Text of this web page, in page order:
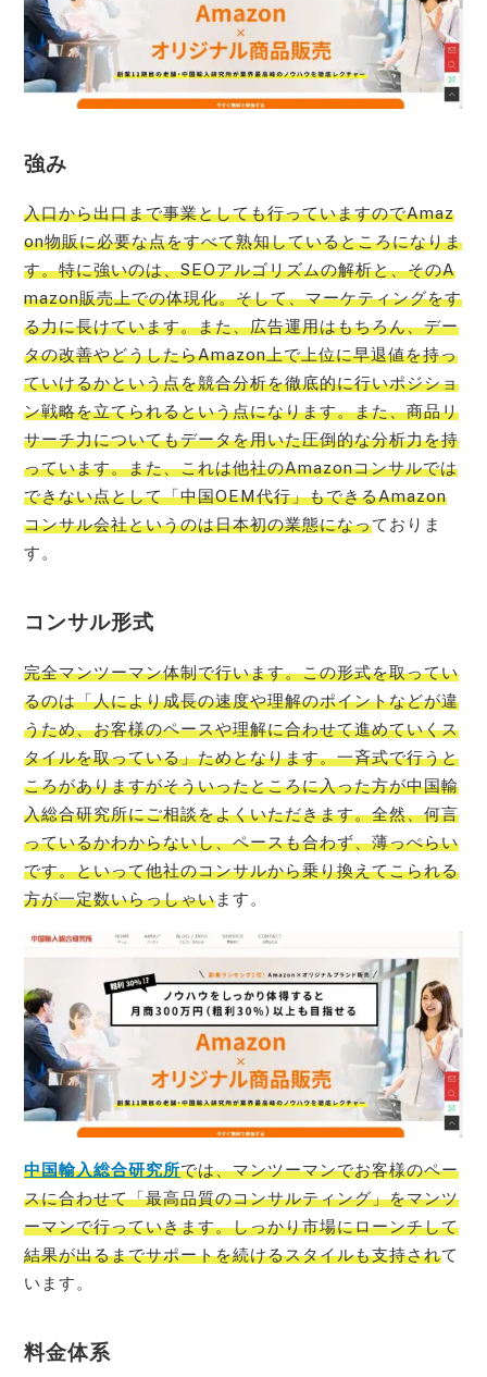
強み
入口から出口まで事業としても行っていますのでAmaz
on物販に必要な点をすべて熟知しているところになりま
す。特に強いのは、SEOアルゴリズムの解析と、そのA
mazon販売上での体現化。そして、マーケティングをす
る力に長けています。また、広告運用はもちろん、デー
タの改善やどうしたらAmazon上で上位に早退値を持っ
ていけるかという点を競合分析を徹底的に行いポジショ
ン戦略を立てられるという点になります。また、商品リ
サーチ力についてもデータを用いた圧倒的な分析力を持
っています。また、これは他社のAmazonコンサルでは
できない点として「中国OEM代行」もできるAmazon
コンサル会社というのは日本初の業態になっておりま
す。
コンサル形式
完全マンツーマン体制で行います。この形式を取ってい
るのは「人により成長の速度や理解のポイントなどが違
うため、お客様のペースや理解に合わせて進めていくス
タイルを取っている」ためとなります。一斉式で行うと
ころがありますがそういったところに入った方が中国輸
入総合研究所にご相談をよくいただきます。全然、何言
っているかわからないし、ペースも合わず、薄っぺらい
です。といって他社のコンサルから乗り換えてこられる
方が一定数いらっしゃいます。
中国輸入総合研究所では、マンツーマンでお客様のペー
スに合わせて「最高品質のコンサルティング」をマンツ
ーマンで行っていきます。しっかり市場にローンチして
結果が出るまでサポートを続けるスタイルも支持されて
います。
料金体系